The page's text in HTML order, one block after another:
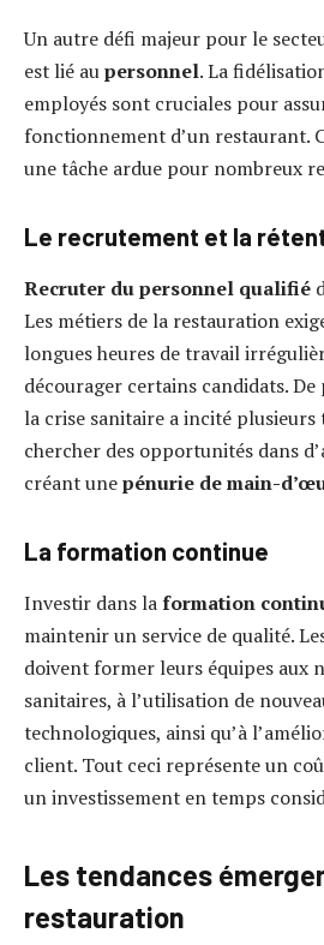
Un autre défi majeur pour le
est lié aupersonnel. La
employés sont cruciales pour
fonctionnement d’un restaurant.
une tâche ardue pour nombreux
Le recrutement et la
Recruter du personnel qualifié
Les métiers de la restauration
longues heures de travail
décourager certains candidats.
la crise sanitaire a incité
chercher des opportunités dans
créant unepénurie de main-
La formation continue
Investir dans laformation
maintenir un service de qualité.
doivent former leurs équipes aux
sanitaires, à l’utilisation de
technologiques, ainsi qu’à
client. Tout ceci représente un
un investissement en temps
Les tendances
restauration